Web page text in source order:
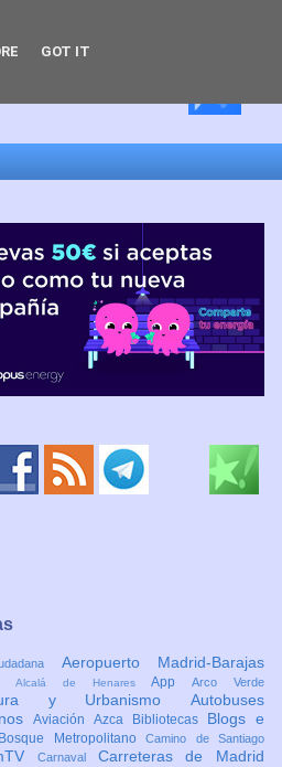
Aeropuerto Madrid-Barajas
Alcalá de HenaresAppArco Verde
y Urbanismo Autobuses
Aviación Azca Bibliotecas Blogs e
Bosque MetropolitanoCamino de Santiago
Carnaval Carreteras de Madrid
GOT IT